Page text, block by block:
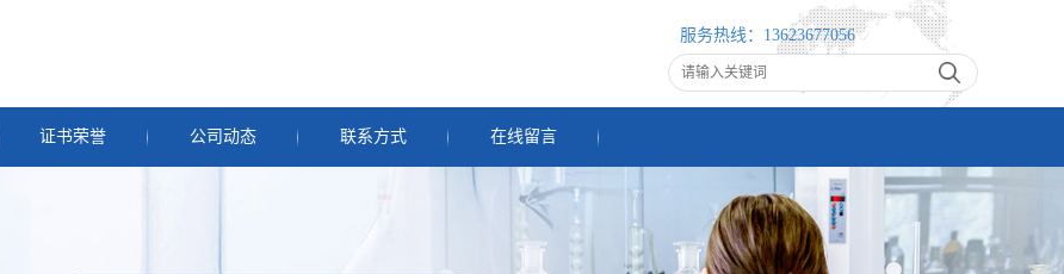
服务热线： 13623677056
证书荣誉 公司动态 联系方式 在线留言